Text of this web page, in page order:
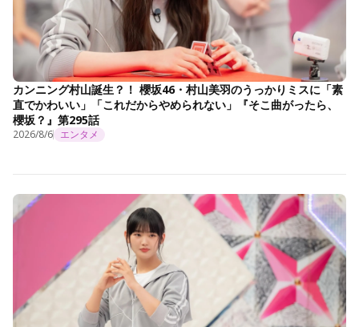
カンニング村山誕生？！ 櫻坂46・村山美羽のうっかりミスに「素
直でかわいい」「これだからやめられない」『そこ曲がったら、
櫻坂？』第295話
2026/8/6 エンタメ